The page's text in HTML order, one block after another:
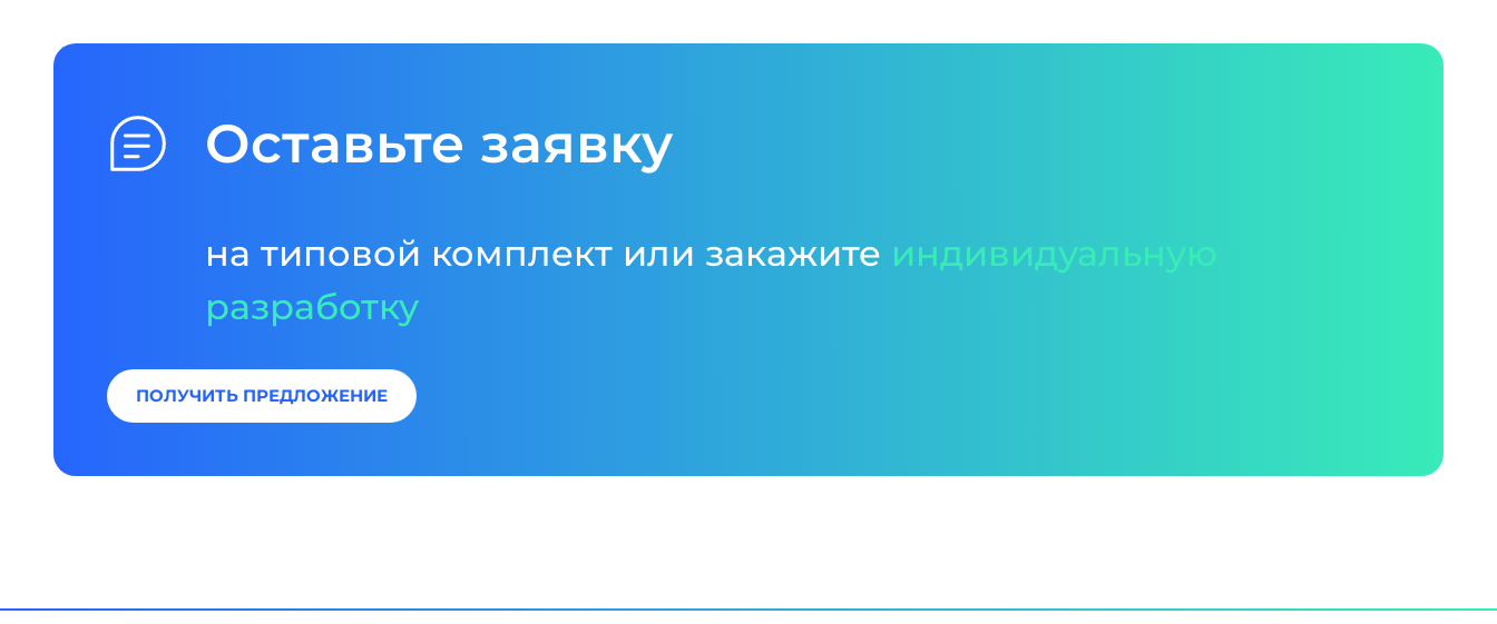
Оставьте заявку
на типовой комплект или закажите индивидуальную
разработку
ПОЛУЧИТЬ ПРЕДЛОЖЕНИЕ